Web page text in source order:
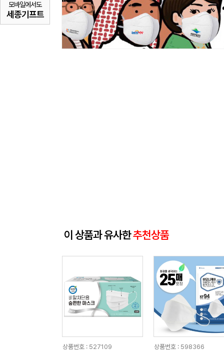
모바일에서도
세종기프트
이 상품과 유사한추천상품
상품번호 : 527109
상품번호 : 598366